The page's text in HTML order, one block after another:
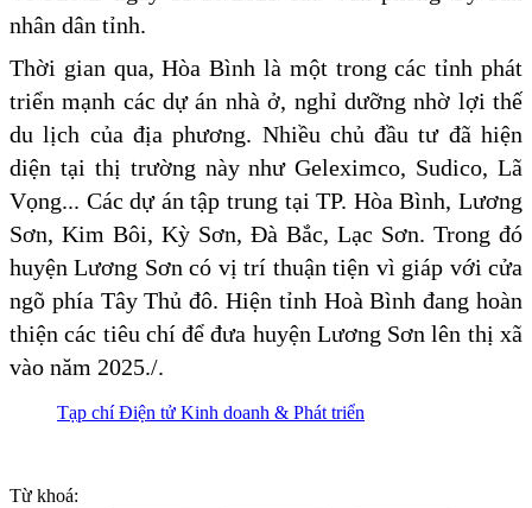
nhân dân tỉnh.
Thời gian qua, Hòa Bình là một trong các tỉnh phát
triển mạnh các dự án nhà ở, nghỉ dưỡng nhờ lợi thế
du lịch của địa phương. Nhiều chủ đầu tư đã hiện
diện tại thị trường này như Geleximco, Sudico, Lã
Vọng... Các dự án tập trung tại TP. Hòa Bình, Lương
Sơn, Kim Bôi, Kỳ Sơn, Đà Bắc, Lạc Sơn. Trong đó
huyện Lương Sơn có vị trí thuận tiện vì giáp với cửa
ngõ phía Tây Thủ đô. Hiện tỉnh Hoà Bình đang hoàn
thiện các tiêu chí để đưa huyện Lương Sơn lên thị xã
vào năm 2025./.
Tạp chí Điện tử Kinh doanh & Phát triển
Từ khoá: